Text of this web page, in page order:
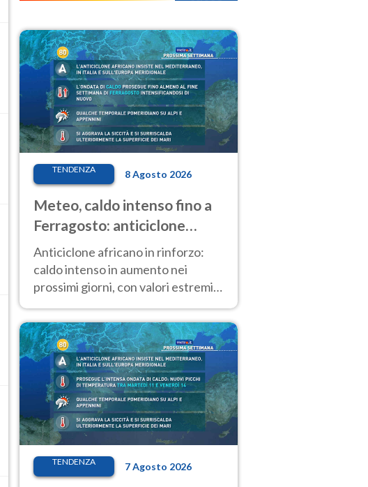
TENDENZA 8 Agosto 2026
Meteo, caldo intenso fino a
Ferragosto: anticiclone
africano ancora
protagonista
Anticiclone africano in rinforzo:
caldo intenso in aumento nei
prossimi giorni, con valori estremi
d’Italia
TENDENZA 7 Agosto 2026